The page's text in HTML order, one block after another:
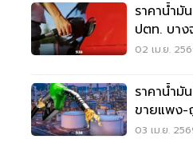
ราคาน้ำมั
ปตท. บาง
ฮอล์ 70
02 เม.ย.
ราคาน้ำมั
ขายแพง-
03 เม.ย.